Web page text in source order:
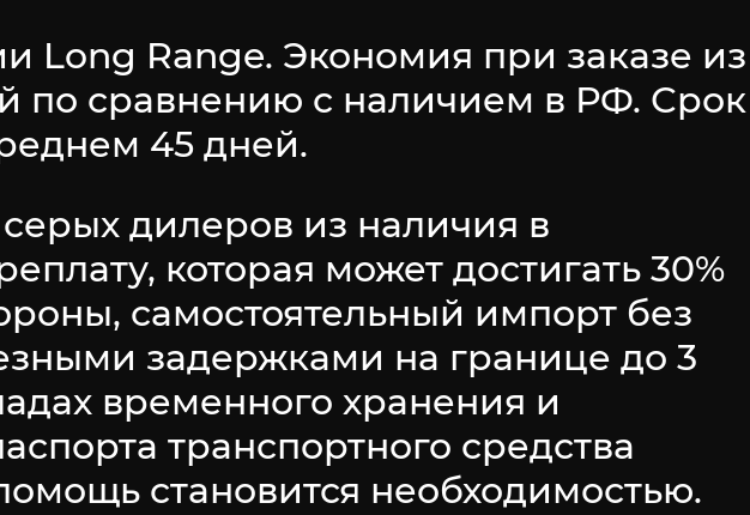
Long Range. Экономия при заказе из
по сравнению с наличием в РФ. Срок
45 дней.
дилеров из наличия в
которая может достигать 30%
самостоятельный импорт без
задержками на границе до 3
временного хранения и
транспортного средства
становится необходимостью.